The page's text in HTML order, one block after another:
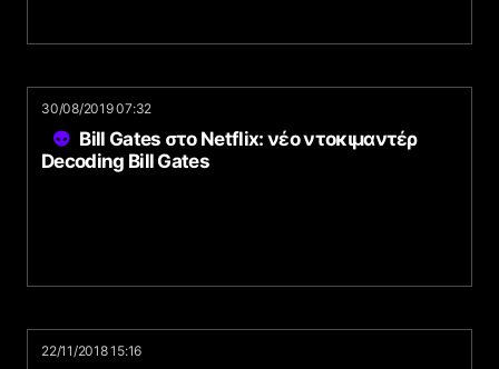
30/08/2019 07:32
Bill Gates στο Netflix: νέο ντοκιμαντέρ
Decoding Bill Gates
22/11/2018 15:16